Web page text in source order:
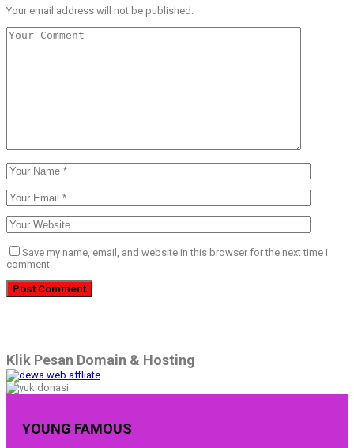
Your email address will not be published.
Save my name, email, and website in this browser for the next time I
comment.
Klik Pesan Domain & Hosting
YOUNG FAMOUS